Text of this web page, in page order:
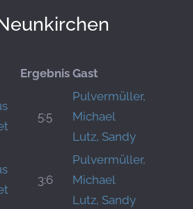
Ergebnis Gast
5:5
Pulvermüller,
Michael
Lutz, Sandy
3:6
Pulvermüller,
Michael
Lutz, Sandy